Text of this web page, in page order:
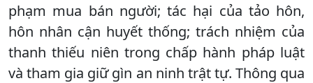
phạm mua bán người; tác hại của tảo hôn,
hôn nhân cận huyết thống; trách nhiệm của
thanh thiếu niên trong chấp hành pháp luật
và tham gia giữ gìn an ninh trật tự. Thông qua